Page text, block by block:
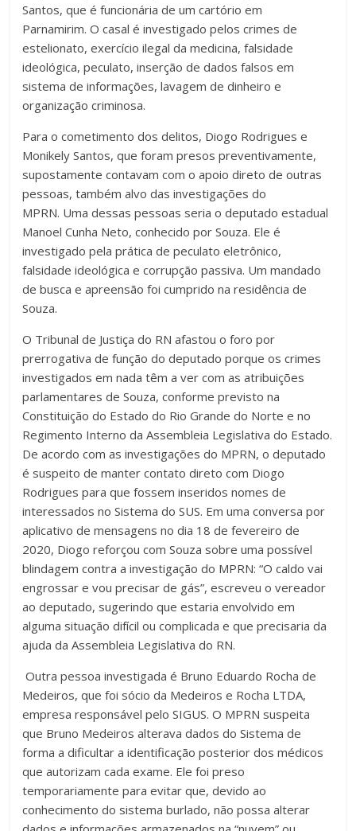
Santos, que é funcionária de um cartório em
Parnamirim. O casal é investigado pelos crimes de
estelionato, exercício ilegal da medicina, falsidade
ideológica, peculato, inserção de dados falsos em
sistema de informações, lavagem de dinheiro e
organização criminosa.
Para o cometimento dos delitos, Diogo Rodrigues e
Monikely Santos, que foram presos preventivamente,
supostamente contavam com o apoio direto de outras
pessoas, também alvo das investigações do
MPRN. Uma dessas pessoas seria o deputado estadual
Manoel Cunha Neto, conhecido por Souza. Ele é
investigado pela prática de peculato eletrônico,
falsidade ideológica e corrupção passiva. Um mandado
de busca e apreensão foi cumprido na residência de
Souza.
O Tribunal de Justiça do RN afastou o foro por
prerrogativa de função do deputado porque os crimes
investigados em nada têm a ver com as atribuições
parlamentares de Souza, conforme previsto na
Constituição do Estado do Rio Grande do Norte e no
Regimento Interno da Assembleia Legislativa do Estado.
De acordo com as investigações do MPRN, o deputado
é suspeito de manter contato direto com Diogo
Rodrigues para que fossem inseridos nomes de
interessados no Sistema do SUS. Em uma conversa por
aplicativo de mensagens no dia 18 de fevereiro de
2020, Diogo reforçou com Souza sobre uma possível
blindagem contra a investigação do MPRN: “O caldo vai
engrossar e vou precisar de gás”, escreveu o vereador
ao deputado, sugerindo que estaria envolvido em
alguma situação difícil ou complicada e que precisaria da
ajuda da Assembleia Legislativa do RN.
Outra pessoa investigada é Bruno Eduardo Rocha de
Medeiros, que foi sócio da Medeiros e Rocha LTDA,
empresa responsável pelo SIGUS. O MPRN suspeita
que Bruno Medeiros alterava dados do Sistema de
forma a dificultar a identificação posterior dos médicos
que autorizam cada exame. Ele foi preso
temporariamente para evitar que, devido ao
conhecimento do sistema burlado, não possa alterar